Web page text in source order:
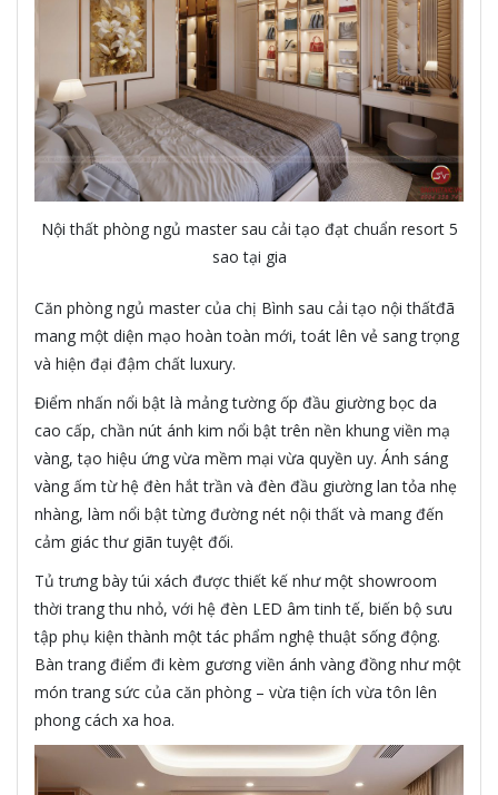
Nội thất phòng ngủ master sau cải tạo đạt chuẩn resort 5
sao tại gia
Căn phòng ngủ master của chị Bình sau cải tạo nội thấtđã
mang một diện mạo hoàn toàn mới, toát lên vẻ sang trọng
và hiện đại đậm chất luxury.
Điểm nhấn nổi bật là mảng tường ốp đầu giường bọc da
cao cấp, chần nút ánh kim nổi bật trên nền khung viền mạ
vàng, tạo hiệu ứng vừa mềm mại vừa quyền uy. Ánh sáng
vàng ấm từ hệ đèn hắt trần và đèn đầu giường lan tỏa nhẹ
nhàng, làm nổi bật từng đường nét nội thất và mang đến
cảm giác thư giãn tuyệt đối.
Tủ trưng bày túi xách được thiết kế như một showroom
thời trang thu nhỏ, với hệ đèn LED âm tinh tế, biến bộ sưu
tập phụ kiện thành một tác phẩm nghệ thuật sống động.
Bàn trang điểm đi kèm gương viền ánh vàng đồng như một
món trang sức của căn phòng – vừa tiện ích vừa tôn lên
phong cách xa hoa.